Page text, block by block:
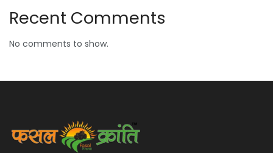
Recent Comments
No comments to show.